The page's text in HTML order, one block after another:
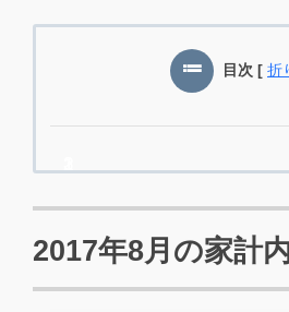
目次 [ 折
2017年8月の家計